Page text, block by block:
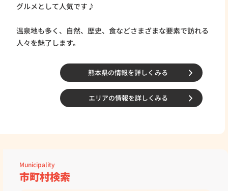
都市エリアと自然・文化が調和した熊本の中心部
県央エリアは、政令指定都市である「熊本市」と、同市に
空の玄関口「阿蘇くまもと空港」や、高速道路など交通の
拠点があり、県内外へアクセスのしやすさが魅力です。
近年は、熊本地震からの復興が進み、大型商業施設や企
グルメとして人気です♪
温泉地も多く、自然、歴史、食などさまざまな要素で訪れる
人々を魅了します。
熊本県の情報を詳しくみる
エリアの情報を詳しくみる
市町村検索
Municipality